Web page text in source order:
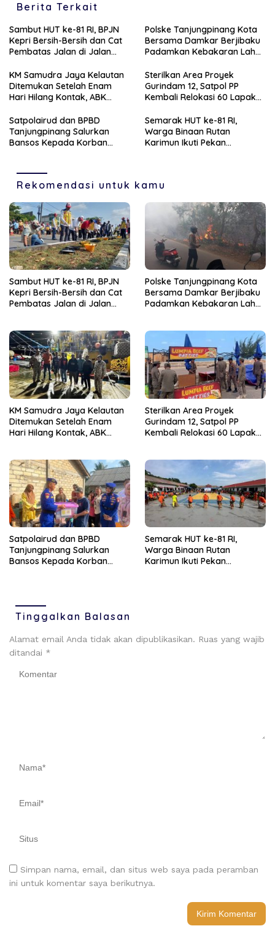
Berita Terkait
Sambut HUT ke-81 RI, BPJN
Kepri Bersih-Bersih dan Cat
Pembatas Jalan di Jalan
Tanjungpinang
Polske Tanjungpinang Kota
Bersama Damkar Berjibaku
Padamkan Kebakaran Lahan
KM Samudra Jaya Kelautan
Ditemukan Setelah Enam
Hari Hilang Kontak, ABK
Sterilkan Area Proyek
Gurindam 12, Satpol PP
Kembali Relokasi 60 Lapak
Satpolairud dan BPBD
Tanjungpinang Salurkan
Bansos Kepada Korban
Semarak HUT ke-81 RI,
Warga Binaan Rutan
Karimun Ikuti Pekan
Rekomendasi untuk kamu
Sambut HUT ke-81 RI, BPJN
Kepri Bersih-Bersih dan Cat
Pembatas Jalan di Jalan
Polske Tanjungpinang Kota
Bersama Damkar Berjibaku
Padamkan Kebakaran Lahan
KM Samudra Jaya Kelautan
Ditemukan Setelah Enam
Hari Hilang Kontak, ABK
Sterilkan Area Proyek
Gurindam 12, Satpol PP
Kembali Relokasi 60 Lapak
Satpolairud dan BPBD
Tanjungpinang Salurkan
Bansos Kepada Korban
Semarak HUT ke-81 RI,
Warga Binaan Rutan
Karimun Ikuti Pekan
Tinggalkan Balasan
Alamat email Anda tidak akan dipublikasikan. Ruas yang wajib
ditandai *
Simpan nama, email, dan situs web saya pada peramban
ini untuk komentar saya berikutnya.